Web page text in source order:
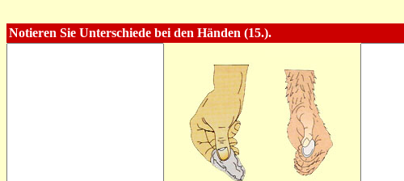
Notieren Sie Unterschiede bei den Händen (15.).